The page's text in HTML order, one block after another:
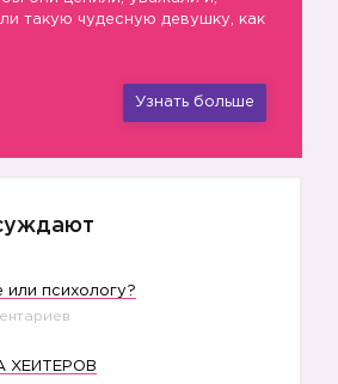
такую чудесную девушку, как
Узнать больше
или психологу?
ХЕЙТЕРОВ